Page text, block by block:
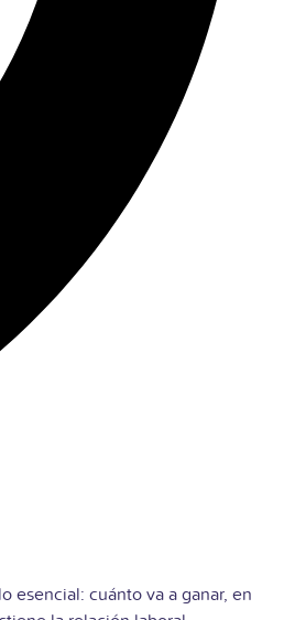
esencial: cuánto va a ganar, en